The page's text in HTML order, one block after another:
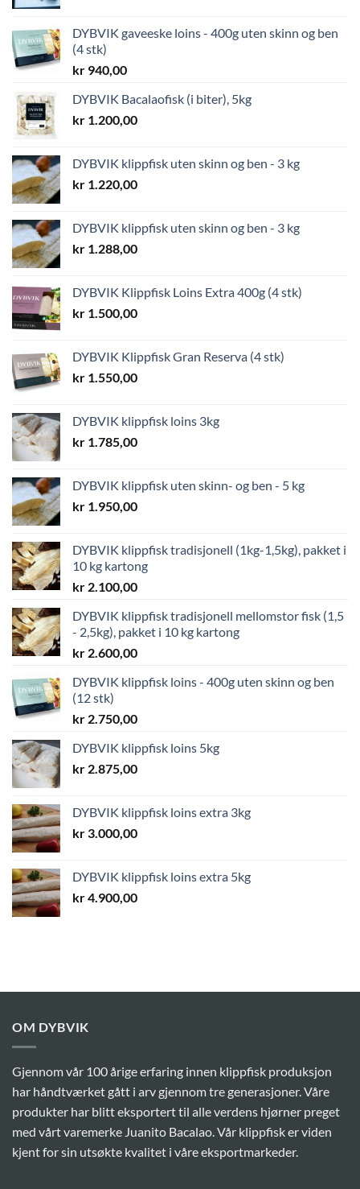
DYBVIK gaveeske loins - 400g uten skinn og ben
(4 stk)
kr 940,00
DYBVIK Bacalaofisk (i biter), 5kg
kr 1.200,00
DYBVIK klippfisk uten skinn og ben - 3 kg
kr 1.220,00
DYBVIK klippfisk uten skinn og ben - 3 kg
kr 1.288,00
DYBVIK Klippfisk Loins Extra 400g (4 stk)
kr 1.500,00
DYBVIK Klippfisk Gran Reserva (4 stk)
kr 1.550,00
DYBVIK klippfisk loins 3kg
kr 1.785,00
DYBVIK klippfisk uten skinn- og ben - 5 kg
kr 1.950,00
DYBVIK klippfisk tradisjonell (1kg-1,5kg), pakket i
10 kg kartong
kr 2.100,00
DYBVIK klippfisk tradisjonell mellomstor fisk (1,5
- 2,5kg), pakket i 10 kg kartong
kr 2.600,00
DYBVIK klippfisk loins - 400g uten skinn og ben
(12 stk)
kr 2.750,00
DYBVIK klippfisk loins 5kg
kr 2.875,00
DYBVIK klippfisk loins extra 3kg
kr 3.000,00
DYBVIK klippfisk loins extra 5kg
kr4.900,00
OM DYBVIK
Gjennom vår 100 årige erfaring innen klippfisk produksjon
har håndtværket gått i arv gjennom tre generasjoner. Våre
produkter har blitt eksportert til alle verdens hjørner preget
med vårt varemerke Juanito Bacalao. Vår klippfisk er viden
kjent for sin utsøkte kvalitet i våre eksportmarkeder.